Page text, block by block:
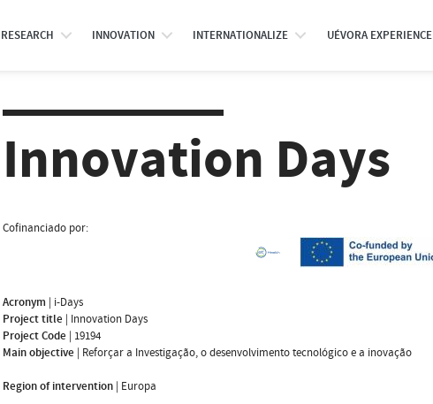
RESEARCH INNOVATION INTERNATIONALIZE UÉVORA EXPERIENCE
Innovation Days
Cofinanciado por:
Acronym | i-Days
Project title | Innovation Days
Project Code | 19194
Main objective | Reforçar a Investigação, o desenvolvimento tecnológico e a inovação
Region of intervention | Europa